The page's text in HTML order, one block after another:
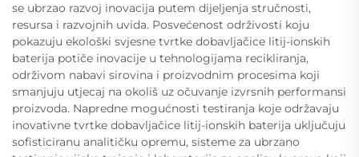
se ubrzao razvoj inovacija putem dijeljenja stručnosti,
resursa i razvojnih uvida. Posvećenost održivosti koju
pokazuju ekološki svjesne tvrtke dobavljačice litij-ionskih
baterija potiče inovacije u tehnologijama recikliranja,
održivom nabavi sirovina i proizvodnim procesima koji
smanjuju utjecaj na okoliš uz očuvanje izvrsnih performansi
proizvoda. Napredne mogućnosti testiranja koje održavaju
inovativne tvrtke dobavljačice litij-ionskih baterija uključuju
sofisticiranu analitičku opremu, sisteme za ubrzano